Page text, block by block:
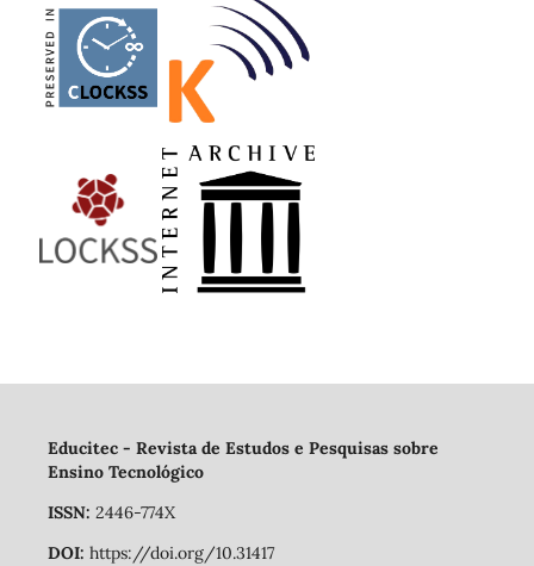
Educitec - Revista de Estudos e Pesquisas sobre
Ensino Tecnológico
ISSN: 2446-774X
DOI: https://doi.org/10.31417